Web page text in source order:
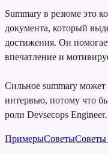
Summary в резюме это
документа, который
достижения. Он
впечатление и
Сильное summary
интервью, потому что
роли Devsecops Engineer.
ПримерыСоветыСоветы